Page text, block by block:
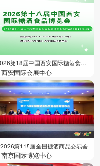
2026第18届中国西安国际糖酒食品展览会
西安国际会展中心
2026第115届全国糖酒商品交易会
南京国际博览中心